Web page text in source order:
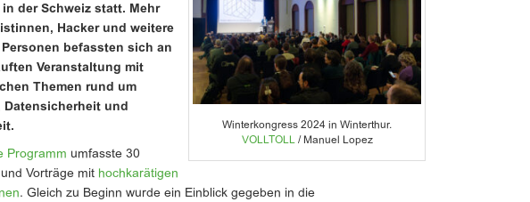
Winterkongress 2024 in Winterthur.
VOLLTOLL/ Manuel Lopez
der Schweiz statt. Mehr
Hacker und weitere
befassten sich an
Veranstaltung mit
Themen rund um
Datensicherheit und
Programm umfasste 30
Vorträge mit hochkarätigen
. Gleich zu Beginn wurde ein Einblick gegeben in die